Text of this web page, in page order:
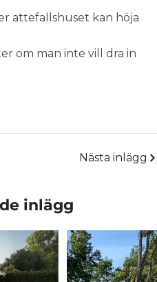
attefallshuset kan höja
om man inte vill dra in
Nästa inlägg
inlägg